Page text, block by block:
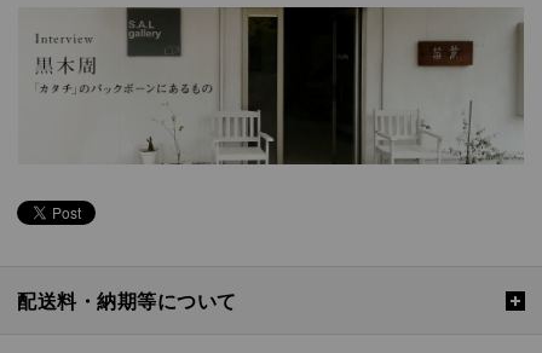
配送料・納期等について